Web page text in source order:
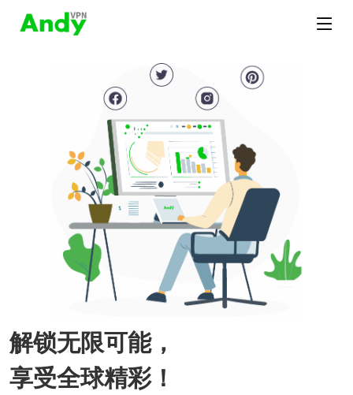
解锁无限可能，
享受全球精彩！